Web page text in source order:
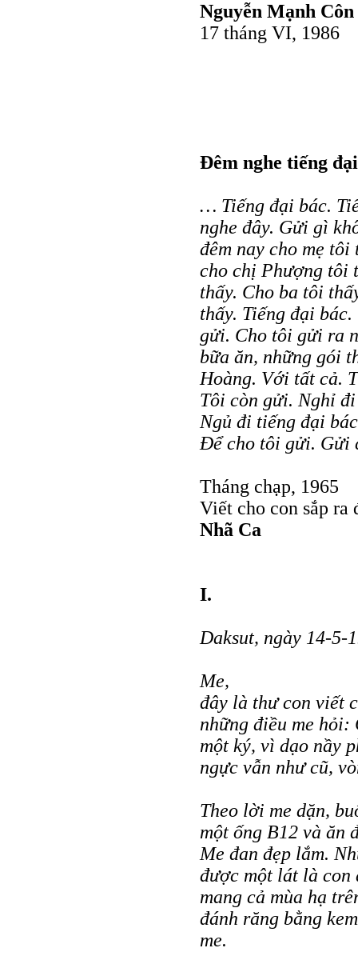
Nguyễn Mạnh Côn
17 tháng VI, 1986
Đêm nghe tiếng
… Tiếng đại bác.
nghe đây. Gửi gì
đêm nay cho mẹ tôi
cho chị Phượng tôi
thấy. Cho ba tôi
thấy. Tiếng đại
gửi. Cho tôi gửi ra
bữa ăn, những gói
Hoàng. Với tất cả.
Tôi còn gửi. Nghỉ
Ngủ đi tiếng đại
Để cho tôi gửi. Gửi
Tháng chạp, 1965
Viết cho con sắp ra
Nhã Ca
I.
Daksut, ngày 14-5-
Me,
đây là thư con viết
những điều me hỏi:
một ký, vì dạo nầy
ngực vẫn như cũ,
Theo lời me dặn,
một ống B12 và ăn
Me đan đẹp lắm.
được một lát là con
mang cả mùa hạ
đánh răng bằng
me.